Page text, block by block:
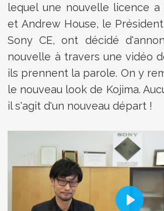
lequel une nouvelle licence a
et Andrew House, le
Sony CE, ont décidé
nouvelle à travers une vidéo
ils prennent la parole. On y
le nouveau look de Kojima.
il s'agit d'un nouveau départ !